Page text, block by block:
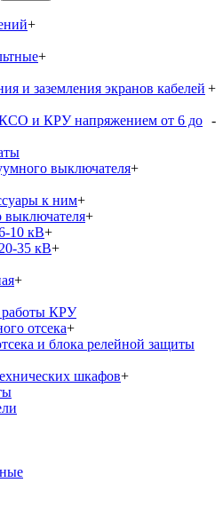
+
+
и заземления экранов кабелей +
и КРУ напряжением от 6 до -
выключателя+
к ним+
выключателя+
10 кВ+
35 кВ+
+
работы КРУ
отсека+
и блока релейной защиты
шкафов+